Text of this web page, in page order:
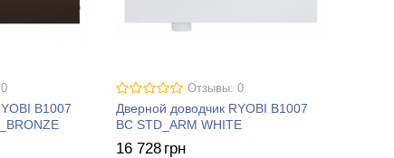
B1007
Отзывы: 0
Дверной доводчик RYOBI B1007
BC STD_ARM WHITE
16 728 грн